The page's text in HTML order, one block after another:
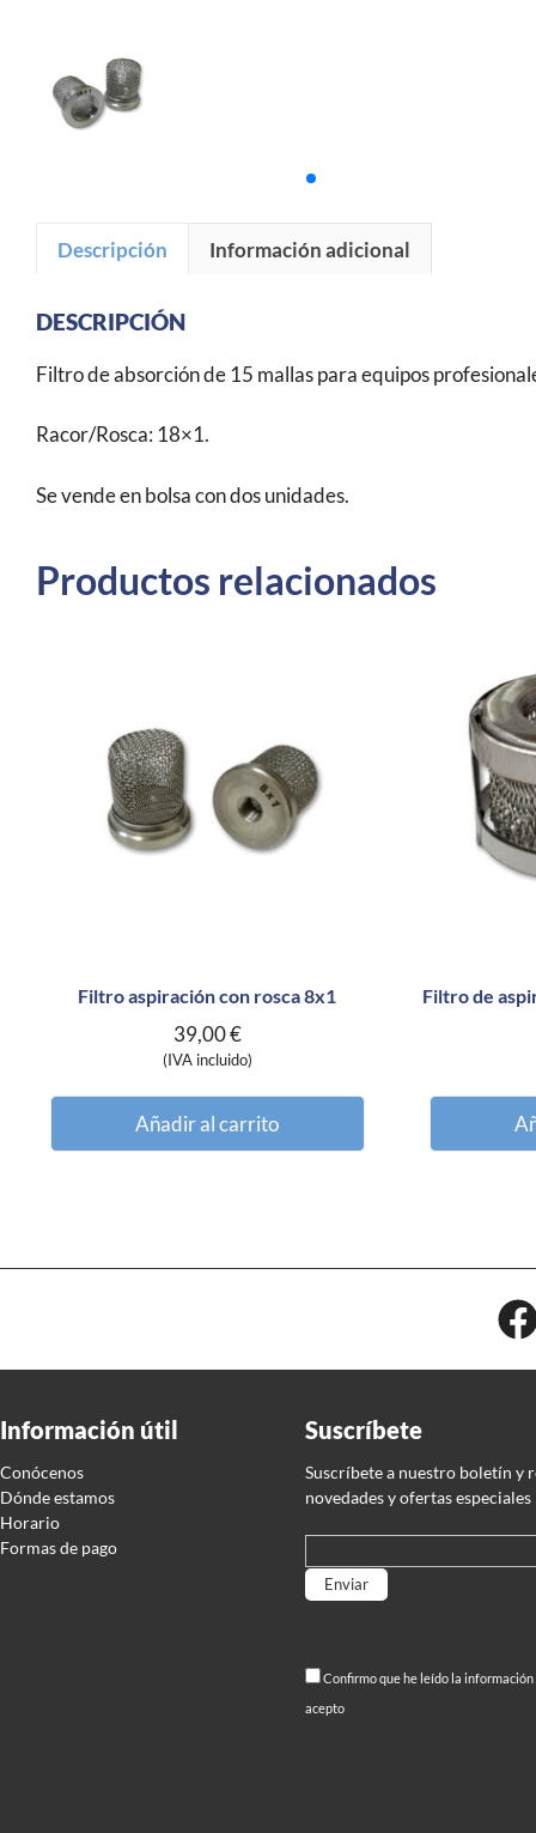
Descripción Información adicional
DESCRIPCIÓN
Filtro de absorción de 15 mallas para equipos
Racor/Rosca: 18×1.
Se vende en bolsa con dos unidades.
Productos relacionados
Filtro aspiración con rosca 8x1
39,00€
(IVA incluido)
Añadir al carrito
Filtro de
Información útil
Conócenos
Dónde estamos
Horario
Formas de pago
Suscríbete
Suscríbete a nuestro boletín y
novedades y ofertas especiales
Confirmo que he leído la
acepto